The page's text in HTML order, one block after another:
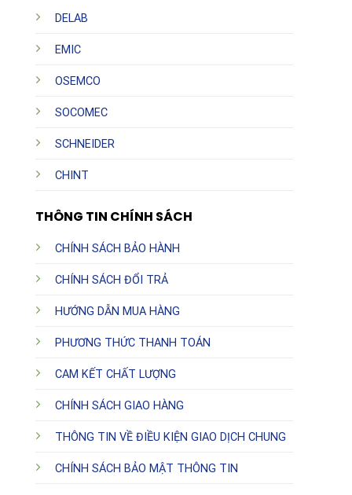
DELAB
EMIC
OSEMCO
SOCOMEC
SCHNEIDER
CHINT
THÔNG TIN CHÍNH SÁCH
CHÍNH SÁCH BẢO HÀNH
CHÍNH SÁCH ĐỔI TRẢ
HƯỚNG DẪN MUA HÀNG
PHƯƠNG THỨC THANH TOÁN
CAM KẾT CHẤT LƯỢNG
CHÍNH SÁCH GIAO HÀNG
THÔNG TIN VỀ ĐIỀU KIỆN GIAO DỊCH CHUNG
CHÍNH SÁCH BẢO MẬT THÔNG TIN